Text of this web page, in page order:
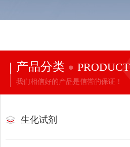
产品分类 PRODUCT
我们相信好的产品是信誉的保证！
生化试剂